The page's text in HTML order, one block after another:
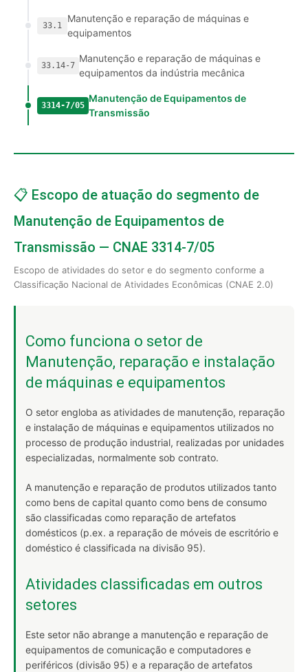
33.1
Manutenção e reparação de máquinas e
equipamentos
33.14-7
Manutenção e reparação de máquinas e
equipamentos da indústria mecânica
3314-7/05
Manutenção de Equipamentos de
Transmissão
📋 Escopo de atuação do segmento de
Manutenção de Equipamentos de
Transmissão — CNAE 3314-7/05
Escopo de atividades do setor e do segmento conforme a
Classificação Nacional de Atividades Econômicas (CNAE 2.0)
Como funciona o setor de
Manutenção, reparação e instalação
de máquinas e equipamentos
O setor engloba as atividades de manutenção, reparação
e instalação de máquinas e equipamentos utilizados no
processo de produção industrial, realizadas por unidades
especializadas, normalmente sob contrato.
A manutenção e reparação de produtos utilizados tanto
como bens de capital quanto como bens de consumo
são classificadas como reparação de artefatos
domésticos (p.ex. a reparação de móveis de escritório e
doméstico é classificada na divisão 95).
Atividades classificadas em outros
setores
Este setor não abrange a manutenção e reparação de
equipamentos de comunicação e computadores e
periféricos (divisão 95) e a reparação de artefatos